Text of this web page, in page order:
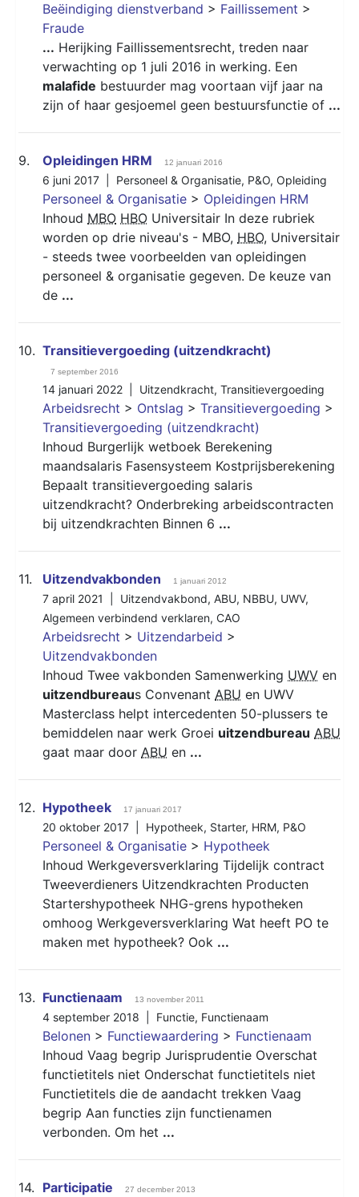
Beëindiging dienstverband > Faillissement >
Fraude
... Herijking Faillissementsrecht, treden naar
verwachting op 1 juli 2016 in werking. Een
malafide bestuurder mag voortaan vijf jaar na
zijn of haar gesjoemel geen bestuursfunctie of ...
9. Opleidingen HRM 12 januari 2016
6 juni 2017 | Personeel & Organisatie, P&O, Opleiding
Personeel & Organisatie > Opleidingen HRM
Inhoud MBO HBO Universitair In deze rubriek
worden op drie niveau's - MBO, HBO, Universitair
- steeds twee voorbeelden van opleidingen
personeel & organisatie gegeven. De keuze van
de ...
10. Transitievergoeding (uitzendkracht)
7 september 2016
14 januari 2022 | Uitzendkracht, Transitievergoeding
Arbeidsrecht > Ontslag > Transitievergoeding >
Transitievergoeding (uitzendkracht)
Inhoud Burgerlijk wetboek Berekening
maandsalaris Fasensysteem Kostprijsberekening
Bepaalt transitievergoeding salaris
uitzendkracht? Onderbreking arbeidscontracten
bij uitzendkrachten Binnen 6 ...
11. Uitzendvakbonden 1 januari 2012
7 april 2021 | Uitzendvakbond, ABU, NBBU, UWV,
Algemeen verbindend verklaren, CAO
Arbeidsrecht > Uitzendarbeid >
Uitzendvakbonden
Inhoud Twee vakbonden Samenwerking UWV en
uitzendbureaus Convenant ABU en UWV
Masterclass helpt intercedenten 50-plussers te
bemiddelen naar werk Groei uitzendbureau ABU
gaat maar door ABU en ...
12. Hypotheek 17 januari 2017
20 oktober 2017 | Hypotheek, Starter, HRM, P&O
Personeel & Organisatie > Hypotheek
Inhoud Werkgeversverklaring Tijdelijk contract
Tweeverdieners Uitzendkrachten Producten
Startershypotheek NHG-grens hypotheken
omhoog Werkgeversverklaring Wat heeft PO te
maken met hypotheek? Ook ...
13. Functienaam 13 november 2011
4 september 2018 | Functie, Functienaam
Belonen > Functiewaardering > Functienaam
Inhoud Vaag begrip Jurisprudentie Overschat
functietitels niet Onderschat functietitels niet
Functietitels die de aandacht trekken Vaag
begrip Aan functies zijn functienamen
verbonden. Om het ...
14. Participatie 27 december 2013